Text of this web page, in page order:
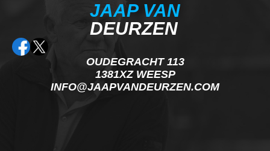
JAAP VAN
DEURZEN
OUDEGRACHT 113
1381XZ WEESP
INFO@JAAPVANDEURZEN.COM